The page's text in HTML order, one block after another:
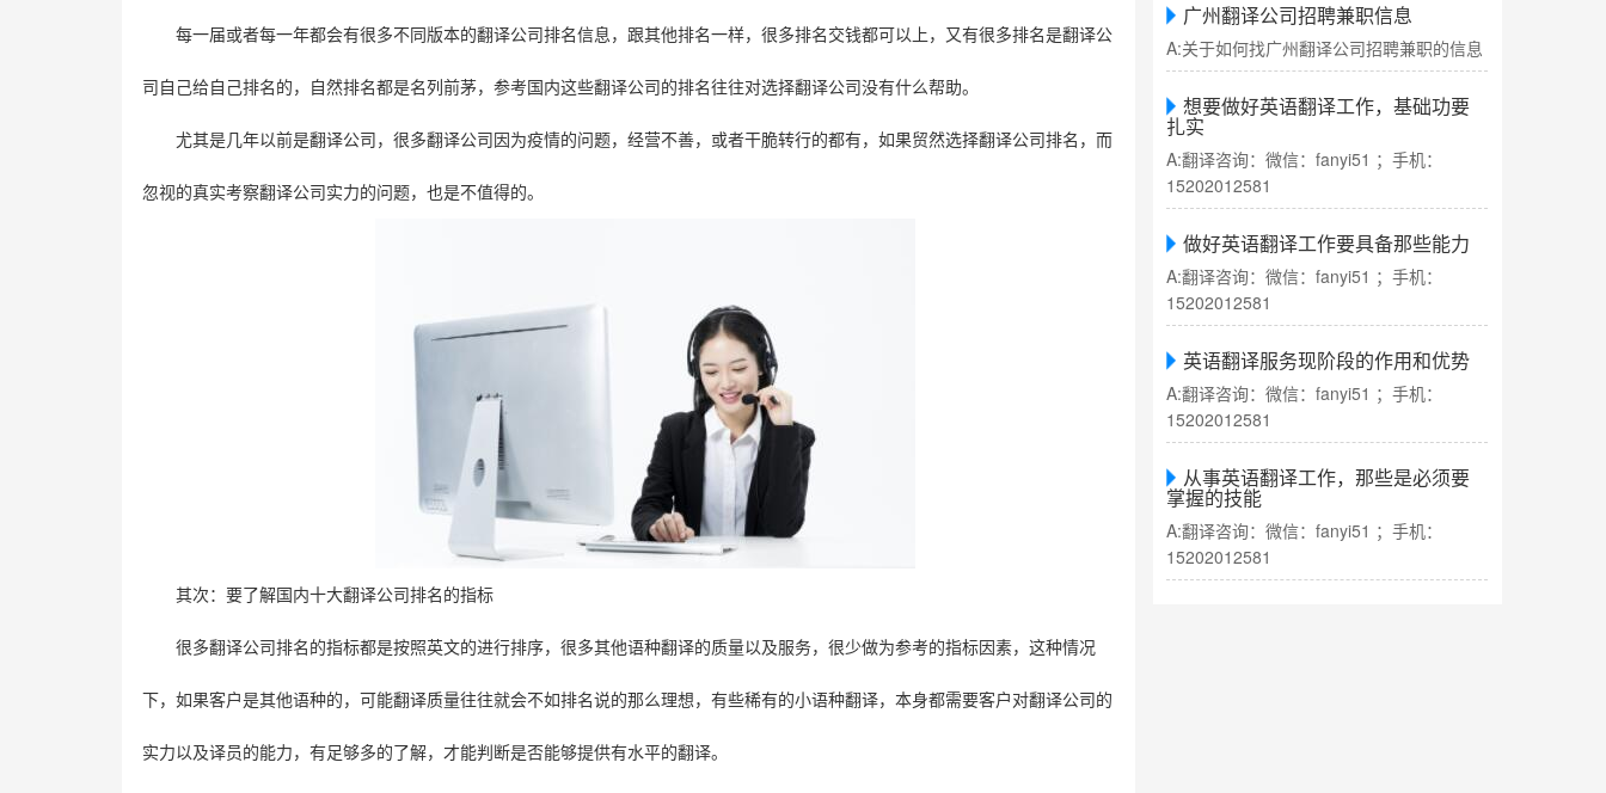
每一届或者每一年都会有很多不同版本的翻译公司排名信息，跟其他排名一样，很多排名交钱都可以上，又有很多排名是翻译公
司自己给自己排名的，自然排名都是名列前茅，参考国内这些翻译公司的排名往往对选择翻译公司没有什么帮助。
尤其是几年以前是翻译公司，很多翻译公司因为疫情的问题，经营不善，或者干脆转行的都有，如果贸然选择翻译公司排名，而
忽视的真实考察翻译公司实力的问题，也是不值得的。
其次：要了解国内十大翻译公司排名的指标
很多翻译公司排名的指标都是按照英文的进行排序，很多其他语种翻译的质量以及服务，很少做为参考的指标因素，这种情况
下，如果客户是其他语种的，可能翻译质量往往就会不如排名说的那么理想，有些稀有的小语种翻译，本身都需要客户对翻译公司的
实力以及译员的能力，有足够多的了解，才能判断是否能够提供有水平的翻译。
广州翻译公司招聘兼职信息
A:关于如何找广州翻译公司招聘兼职的信息
想要做好英语翻译工作，基础功要
扎实
A:翻译咨询：微信：fanyi51 ；手机：
15202012581
做好英语翻译工作要具备那些能力
A:翻译咨询：微信：fanyi51 ；手机：
15202012581
英语翻译服务现阶段的作用和优势
A:翻译咨询：微信：fanyi51 ；手机：
15202012581
从事英语翻译工作，那些是必须要
掌握的技能
A:翻译咨询：微信：fanyi51 ；手机：
15202012581